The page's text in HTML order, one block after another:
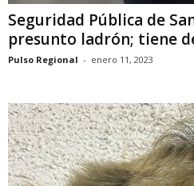
Seguridad Pública de
presunto ladrón; tiene
Pulso Regional - enero 11, 2023